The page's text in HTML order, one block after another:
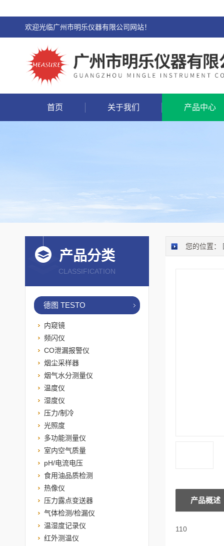
欢迎光临广州市明乐仪器有限公司网站！
首页 关于我们 产品中心
您的位置：
产品概述
110
产品分类
CLASSIFICATION
德图 TESTO
内窥镜
频闪仪
CO泄漏报警仪
烟尘采样器
烟气水分测量仪
温度仪
湿度仪
压力/制冷
光照度
多功能测量仪
室内空气质量
pH/电流电压
食用油品质检测
热像仪
压力露点变送器
气体检测/检漏仪
温湿度记录仪
红外测温仪